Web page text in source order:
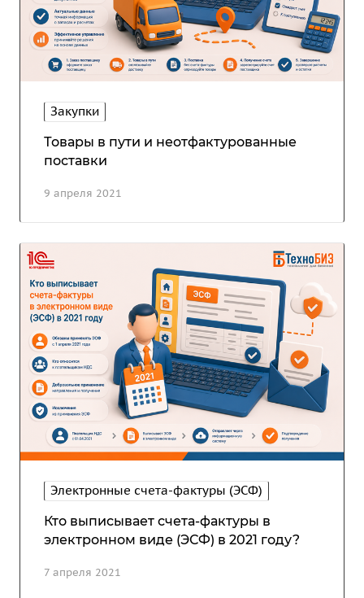
Закупки
9 апреля 2021
Товары в пути и неотфактурованные
поставки
Электронные счета-фактуры (ЭСФ)
7 апреля 2021
Кто выписывает счета-фактуры в
электронном виде (ЭСФ) в 2021 году?